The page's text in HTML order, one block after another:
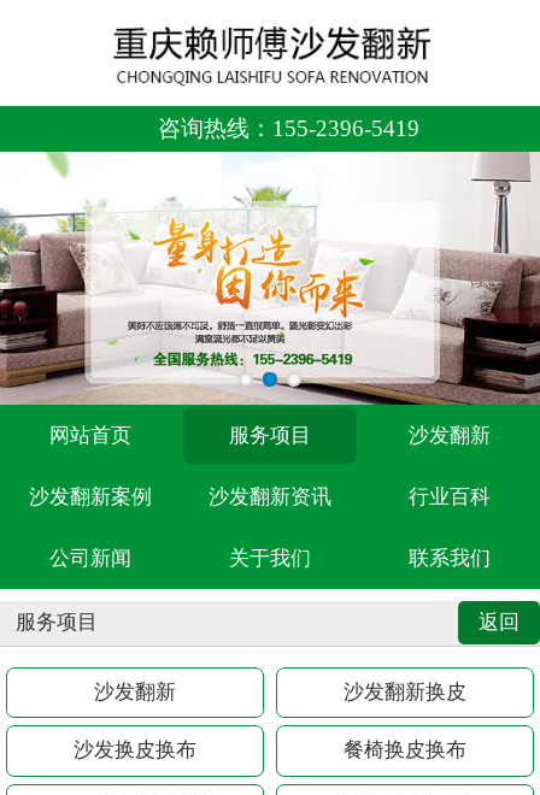
咨询热线： 155-2396-5419
网站首页 服务项目 沙发翻新
沙发翻新案例 沙发翻新资讯 行业百科
公司新闻 关于我们 联系我们
返回
服务项目
沙发翻新 沙发翻新换皮
沙发换皮换布 餐椅换皮换布